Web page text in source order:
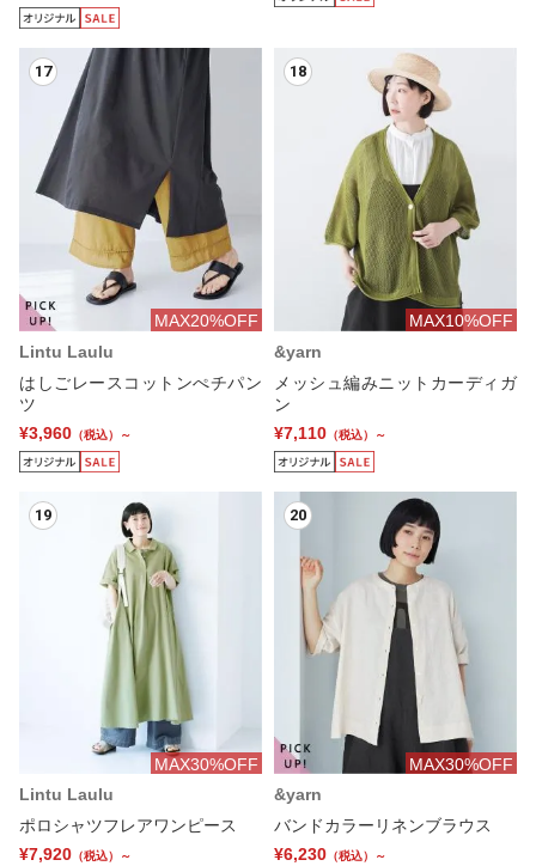
17
MAX20%OFF
Lintu Laulu
はしごレースコットンぺチパン
ツ
¥3,960 （税込）～
18
MAX10%OFF
&yarn
メッシュ編みニットカーディガ
ン
¥7,110 （税込）～
19
MAX30%OFF
Lintu Laulu
ポロシャツフレアワンピース
¥7,920 （税込）～
20
MAX30%OFF
&yarn
バンドカラーリネンブラウス
¥6,230 （税込）～